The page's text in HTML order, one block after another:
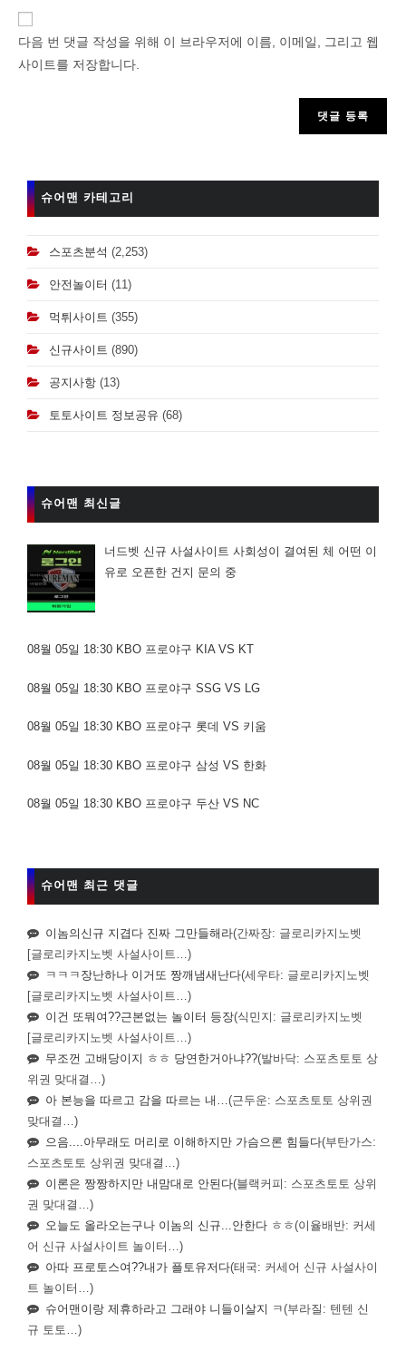
name
다음 번 댓글 작성을 위해 이 브라우저에 이름, 이메일, 그리고 웹
사이트를 저장합니다.
슈어맨 카테고리
스포츠분석 (2,253)
안전놀이터 (11)
먹튀사이트 (355)
신규사이트 (890)
공지사항 (13)
토토사이트 정보공유 (68)
슈어맨 최신글
너드벳 신규 사설사이트 사회성이 결여된 체 어떤 이
유로 오픈한 건지 문의 중
08월 05일 18:30 KBO 프로야구 KIA VS KT
08월 05일 18:30 KBO 프로야구 SSG VS LG
08월 05일 18:30 KBO 프로야구 롯데 VS 키움
08월 05일 18:30 KBO 프로야구 삼성 VS 한화
08월 05일 18:30 KBO 프로야구 두산 VS NC
슈어맨 최근 댓글
이놈의신규 지겹다 진짜 그만들해라(간짜장: 글로리카지노벳
[글로리카지노벳 사설사이트…)
ㅋㅋㅋ장난하나 이거또 짱깨냄새난다(세우타: 글로리카지노벳
[글로리카지노벳 사설사이트…)
이건 또뭐여??근본없는 놀이터 등장(식민지: 글로리카지노벳
[글로리카지노벳 사설사이트…)
무조껀 고배당이지 ㅎㅎ 당연한거아냐??(발바닥: 스포츠토토 상
위권 맞대결…)
아 본능을 따르고 감을 따르는 내…(근두운: 스포츠토토 상위권
맞대결…)
으음....아무래도 머리로 이해하지만 가슴으론 힘들다(부탄가스:
스포츠토토 상위권 맞대결…)
이론은 짱짱하지만 내맘대로 안된다(블랙커피: 스포츠토토 상위
권 맞대결…)
오늘도 올라오는구나 이놈의 신규...안한다 ㅎㅎ(이율배반: 커세
어 신규 사설사이트 놀이터…)
아따 프로토스여??내가 플토유저다(태국: 커세어 신규 사설사이
트 놀이터…)
슈어맨이랑 제휴하라고 그래야 니들이살지 ㅋ(부라질: 텐텐 신
규 토토…)